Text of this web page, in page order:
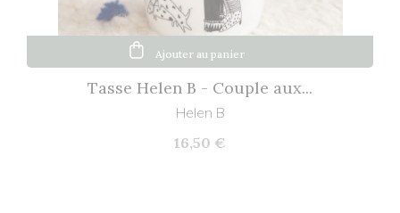
Tasse Helen B - Couple aux...
Helen B
16,50 €
Ajouter au panier